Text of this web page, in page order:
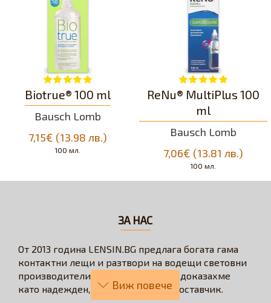
Bausch Lomb
Biotrue® 100 ml
7,15€ (13.98 лв.)
100 мл.
Bausch Lomb
ReNu® MultiPlus 100
ml
7,06€ (13.81 лв.)
100 мл.
ЗА НАС
От 2013 година LENSIN.BG предлага богата гама
контактни лещи и разтвори на водещи световни
производители. През годините се доказахме
като надежден, бърз и коректен доставчик.